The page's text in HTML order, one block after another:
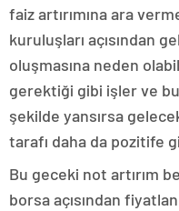
faiz artırımına ara
kuruluşları açısından
oluşmasına neden
gerektiği gibi işler ve
şekilde yansırsa
tarafı daha da pozitife
Bu geceki not artırım
borsa açısından